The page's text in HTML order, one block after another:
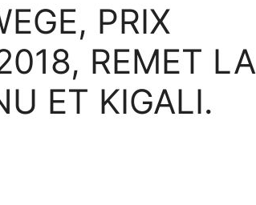
PRIX
REMET LA
ET KIGALI.